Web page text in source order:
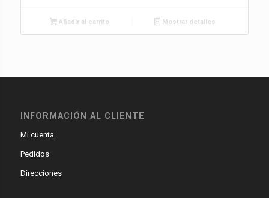
Añadir al carrito Mostrar detalles
INFORMACIÓN AL CLIENTE
Mi cuenta
Pedidos
Direcciones